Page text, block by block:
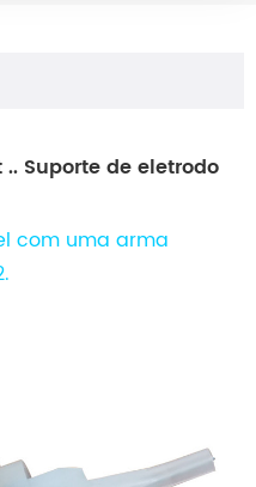
Suporte de eletrodo
com uma arma